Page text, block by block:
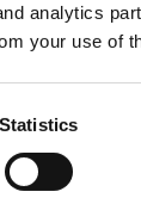
analytics
your use of
Statistics
eintreffen,
Stack ist, an